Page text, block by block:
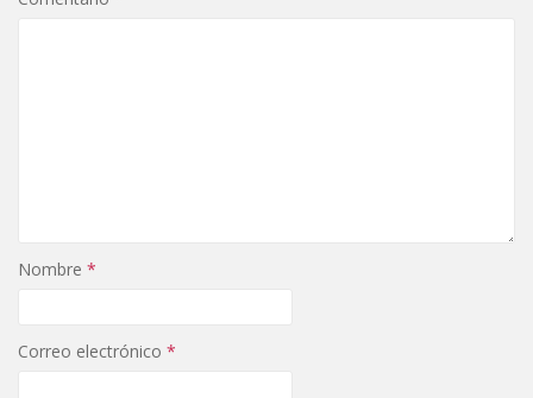
Nombre *
Correo electrónico *